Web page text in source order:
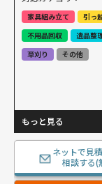
家具組み立て
引っ
不用品回収
遺品整
草刈り
その他
もっと見る
ネットで見
相談する(